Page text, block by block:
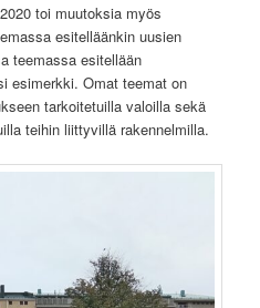
toi muutoksia myös
esitelläänkin uusien
teemassa esitellään
esimerkki. Omat teemat on
tarkoitetuilla valoilla sekä
teihin liittyvillä rakennelmilla.